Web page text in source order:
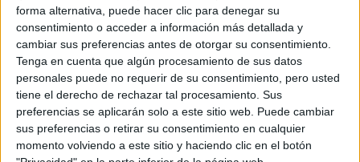
forma alternativa, puede hacer clic para denegar su
consentimiento o acceder a información más detallada y
cambiar sus preferencias antes de otorgar su consentimiento.
Tenga en cuenta que algún procesamiento de sus datos
personales puede no requerir de su consentimiento, pero usted
tiene el derecho de rechazar tal procesamiento. Sus
preferencias se aplicarán solo a este sitio web. Puede cambiar
sus preferencias o retirar su consentimiento en cualquier
momento volviendo a este sitio y haciendo clic en el botón
PERSONALIDAES: LUNA DE HOY PISCIS
TEMAS: HOROSCOPO SIGNO ASTROLOGIA
Comentarios